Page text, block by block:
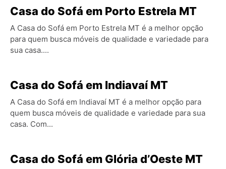
Casa do Sofá em Porto Estrela MT
A Casa do Sofá em Porto Estrela MT é a melhor opção
para quem busca móveis de qualidade e variedade para
sua casa....
Casa do Sofá em Indiavaí MT
A Casa do Sofá em Indiavaí MT é a melhor opção para
quem busca móveis de qualidade e variedade para sua
casa. Com...
Casa do Sofá em Glória d’Oeste MT